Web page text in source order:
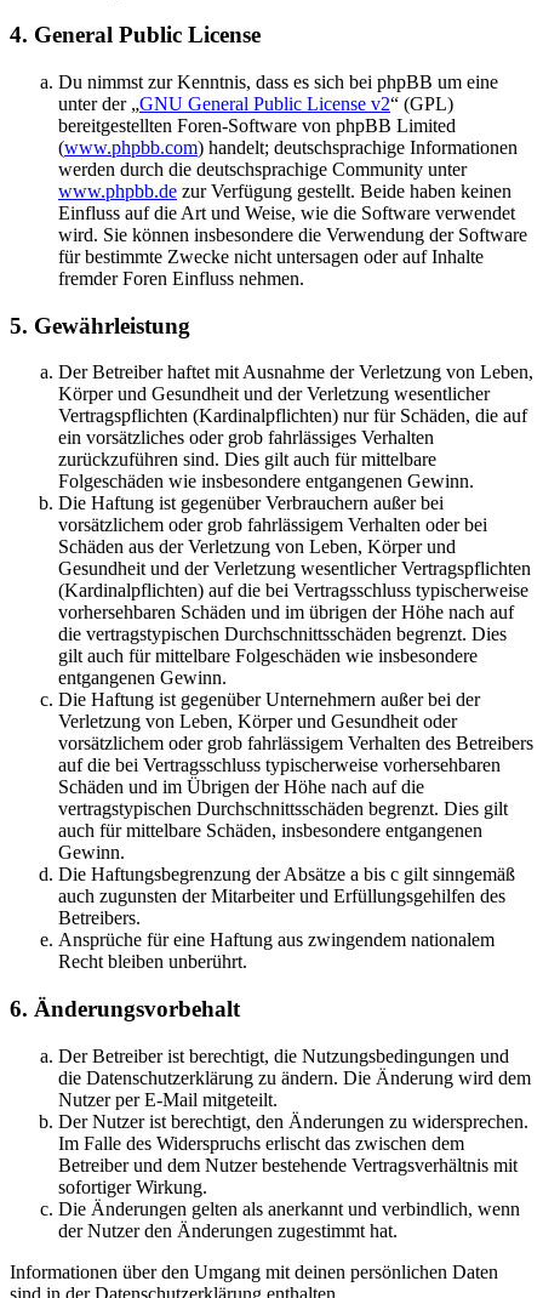
4. General Public License
Du nimmst zur Kenntnis, dass es sich bei phpBB um eine
unter der „GNU General Public License v2“ (GPL)
bereitgestellten Foren-Software von phpBB Limited
(www.phpbb.com) handelt; deutschsprachige Informationen
werden durch die deutschsprachige Community unter
www.phpbb.de zur Verfügung gestellt. Beide haben keinen
Einfluss auf die Art und Weise, wie die Software verwendet
wird. Sie können insbesondere die Verwendung der Software
für bestimmte Zwecke nicht untersagen oder auf Inhalte
fremder Foren Einfluss nehmen.
5. Gewährleistung
Der Betreiber haftet mit Ausnahme der Verletzung von Leben,
Körper und Gesundheit und der Verletzung wesentlicher
Vertragspflichten (Kardinalpflichten) nur für Schäden, die auf
ein vorsätzliches oder grob fahrlässiges Verhalten
zurückzuführen sind. Dies gilt auch für mittelbare
Folgeschäden wie insbesondere entgangenen Gewinn.
Die Haftung ist gegenüber Verbrauchern außer bei
vorsätzlichem oder grob fahrlässigem Verhalten oder bei
Schäden aus der Verletzung von Leben, Körper und
Gesundheit und der Verletzung wesentlicher Vertragspflichten
(Kardinalpflichten) auf die bei Vertragsschluss typischerweise
vorhersehbaren Schäden und im übrigen der Höhe nach auf
die vertragstypischen Durchschnittsschäden begrenzt. Dies
gilt auch für mittelbare Folgeschäden wie insbesondere
entgangenen Gewinn.
Die Haftung ist gegenüber Unternehmern außer bei der
Verletzung von Leben, Körper und Gesundheit oder
vorsätzlichem oder grob fahrlässigem Verhalten des Betreibers
auf die bei Vertragsschluss typischerweise vorhersehbaren
Schäden und im Übrigen der Höhe nach auf die
vertragstypischen Durchschnittsschäden begrenzt. Dies gilt
auch für mittelbare Schäden, insbesondere entgangenen
Gewinn.
Die Haftungsbegrenzung der Absätze a bis c gilt sinngemäß
auch zugunsten der Mitarbeiter und Erfüllungsgehilfen des
Betreibers.
Ansprüche für eine Haftung aus zwingendem nationalem
Recht bleiben unberührt.
6. Änderungsvorbehalt
Der Betreiber ist berechtigt, die Nutzungsbedingungen und
die Datenschutzerklärung zu ändern. Die Änderung wird dem
Nutzer per E-Mail mitgeteilt.
Der Nutzer ist berechtigt, den Änderungen zu widersprechen.
Im Falle des Widerspruchs erlischt das zwischen dem
Betreiber und dem Nutzer bestehende Vertragsverhältnis mit
sofortiger Wirkung.
Die Änderungen gelten als anerkannt und verbindlich, wenn
der Nutzer den Änderungen zugestimmt hat.
Informationen über den Umgang mit deinen persönlichen Daten
sind in der Datenschutzerklärung enthalten.